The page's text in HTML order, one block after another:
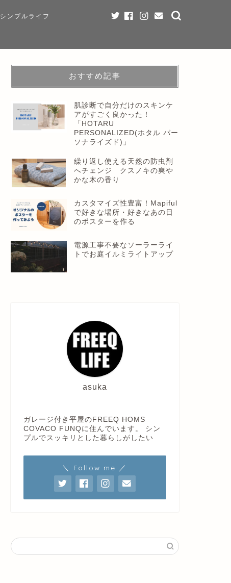
シンプルライフ
おすすめ記事
肌診断で自分だけのスキンケ
アがすごく良かった！
「HOTARU
PERSONALIZED(ホタル パー
ソナライズド)」
繰り返し使える天然の防虫剤
へチェンジ クスノキの爽や
かな木の香り
カスタマイズ性豊富！Mapiful
で好きな場所・好きなあの日
のポスターを作る
電源工事不要なソーラーライ
トでお庭イルミライトアップ
asuka
ガレージ付き平屋のFREEQ HOMS
COVACO FUNQに住んでいます。 シン
プルでスッキリとした暮らしがしたい
＼ Follow me ／